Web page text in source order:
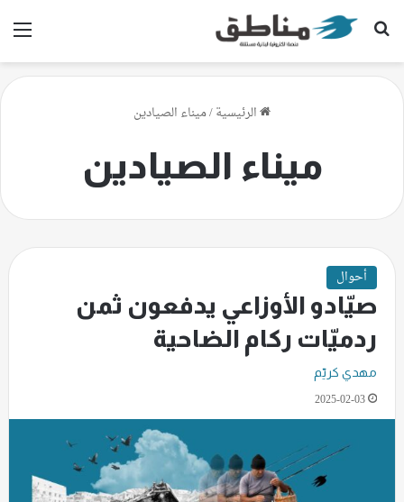
بحث عن
الرئيسية/ميناء الصيادين
ميناء الصيادين
أحوال
صيّادو الأوزاعي يدفعون ثمن
ردميّات ركام الضاحية
مهدي كريّم
2025-02-03